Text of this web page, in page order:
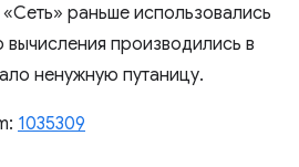
раньше использовались
производились в
ненужную путаницу.
1035309